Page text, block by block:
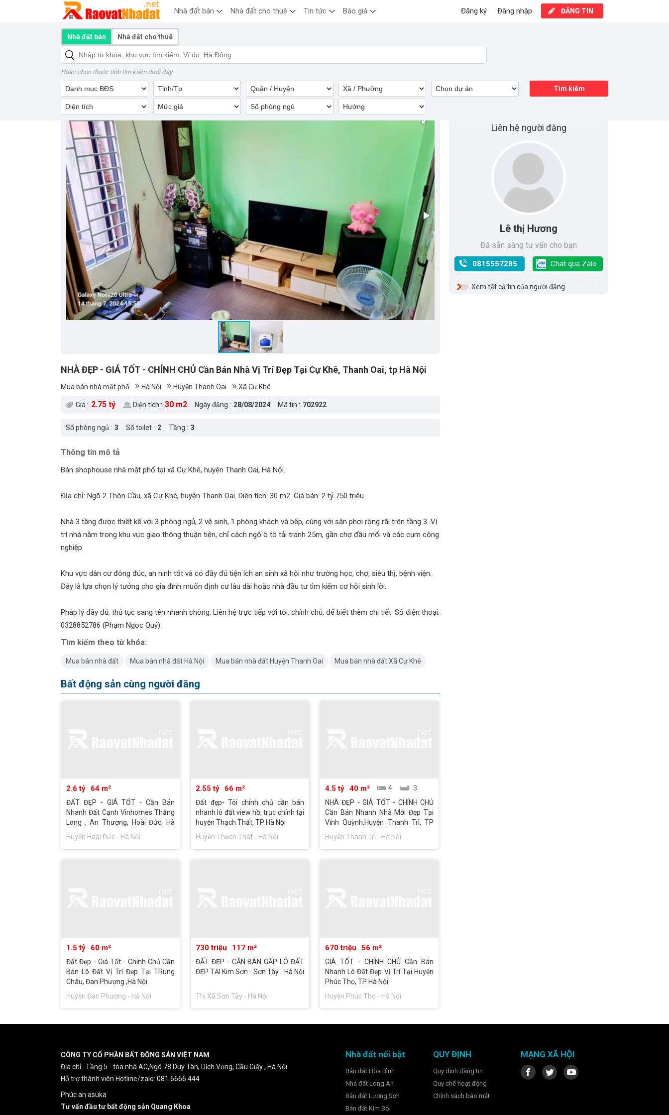
NHÀ ĐẸP - GIÁ TỐT - CHÍNH CHỦ Cần Bán Nhà Vị Trí Đẹp Tại Cự Khê, Thanh Oai, tp Hà Nội
Mua bán nhà mặt phố Hà Nội Huyện Thanh Oai Xã Cự Khê
Giá : 2.75 tỷ Diện tích : 30 m2 Ngày đăng : 28/08/2024 Mã tin : 702922
Số phòng ngủ : 3 Số toilet : 2 Tầng : 3
Thông tin mô tả
Bán shophouse nhà mặt phố tại xã Cự Khê, huyện Thanh Oai, Hà Nội.
Địa chỉ: Ngõ 2 Thôn Cầu, xã Cự Khê, huyện Thanh Oai. Diện tích: 30 m2. Giá bán: 2 tỷ 750 triệu.
Nhà 3 tầng được thiết kế với 3 phòng ngủ, 2 vệ sinh, 1 phòng khách và bếp, cùng với sân phơi rộng rãi trên tầng 3. Vị
trí nhà nằm trong khu vực giao thông thuận tiện, chỉ cách ngõ ô tô tải tránh 25m, gần chợ đầu mối và các cụm công
nghiệp.
Khu vực dân cư đông đúc, an ninh tốt và có đầy đủ tiện ích an sinh xã hội như trường học, chợ, siêu thị, bệnh viện.
Đây là lựa chọn lý tưởng cho gia đình muốn định cư lâu dài hoặc nhà đầu tư tìm kiếm cơ hội sinh lời.
Pháp lý đầy đủ, thủ tục sang tên nhanh chóng. Liên hệ trực tiếp với tôi, chính chủ, để biết thêm chi tiết. Số điện thoại:
0328852786 (Phạm Ngọc Quý).
Tìm kiếm theo từ khóa:
Mua bán nhà đất Mua bán nhà đất Hà Nội Mua bán nhà đất Huyện Thanh Oai Mua bán nhà đất Xã Cự Khê
Bất động sản cùng người đăng
2.6 tỷ 64 m²
ĐẤT ĐẸP - GIÁ TỐT - Cần Bán
Nhanh Đất Cạnh Vinhomes Thăng
Long , An Thượng, Hoài Đức, Hà
Nội
Huyện Hoài Đức - Hà Nội
2.55 tỷ 66 m²
Đất đẹp- Tôi chính chủ cần bán
nhanh lô đất view hồ, trục chính tại
huyện Thạch Thất, TP Hà Nội
Huyện Thạch Thất - Hà Nội
4.5 tỷ 40 m² 4
3
NHÀ ĐẸP - GIÁ TỐT - CHÍNH CHỦ
Cần Bán Nhanh Nhà Mới Đẹp Tại
Vĩnh Quỳnh,Huyện Thanh Trì, TP
Hà Nội
Huyện Thanh Trì - Hà Nội
1.5 tỷ 60 m²
Đất Đẹp - Giá Tốt - Chính Chủ Cần
Bán Lô Đất Vị Trí Đẹp Tại TRung
Châu, Đan Phượng ,Hà Nội.
Huyện Đan Phượng - Hà Nội
730 triệu 117 m²
ĐẤT ĐẸP - CẦN BÁN GẤP LÔ ĐẤT
ĐẸP TẠI Kim Sơn - Sơn Tây - Hà Nội
Thị Xã Sơn Tây - Hà Nội
670 triệu 56 m²
GIÁ TỐT - CHÍNH CHỦ Cần Bán
Nhanh Lô Đất Đẹp Vị Trí Tại Huyện
Phúc Thọ, TP Hà Nội
Huyện Phúc Thọ - Hà Nội
Liên hệ người đăng
Lê thị Hương
Đã sẵn sàng tư vấn cho bạn
0815557285 Chat qua Zalo
Xem tất cả tin của người đăng
Nhà đất bán Nhà đất cho thuê
Hoặc chọn thuộc tính tìm kiếm dưới đây
Tìm kiếm
Nhà đất bán Nhà đất cho thuê Tin tức Báo giá ĐĂNG TIN
Đăng nhập
Đăng ký
CÔNG TY CỔ PHẦN BẤT ĐỘNG SẢN VIỆT NAM
Địa chỉ: Tầng 5 - tòa nhà AC,Ngõ 78 Duy Tân, Dịch Vọng, Cầu Giấy , Hà Nội
Hỗ trợ thành viên Hotline/zalo: 081.6666.444
Phúc an asuka
Tư vấn đầu tư bất động sản Quang Khoa
Nhà đất nổi bật
Bán đất Hòa Bình
Nhà đất Long An
Bán đất Lương Sơn
Bán đất Kim Bôi
QUY ĐỊNH
Quy định đăng tin
Quy chế hoạt động
Chính sách bảo mật
MẠNG XÃ HỘI